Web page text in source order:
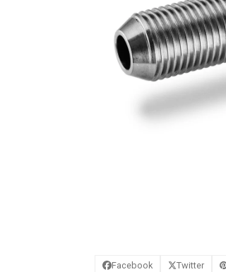
Facebook Twitter